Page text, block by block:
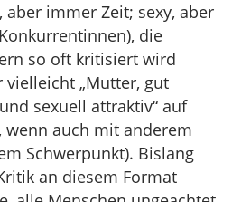
aber immer Zeit; sexy, aber
die
so oft kritisiert wird
„Mutter, gut
sexuell attraktiv“ auf
wenn auch mit anderem
Schwerpunkt). Bislang
an diesem Format